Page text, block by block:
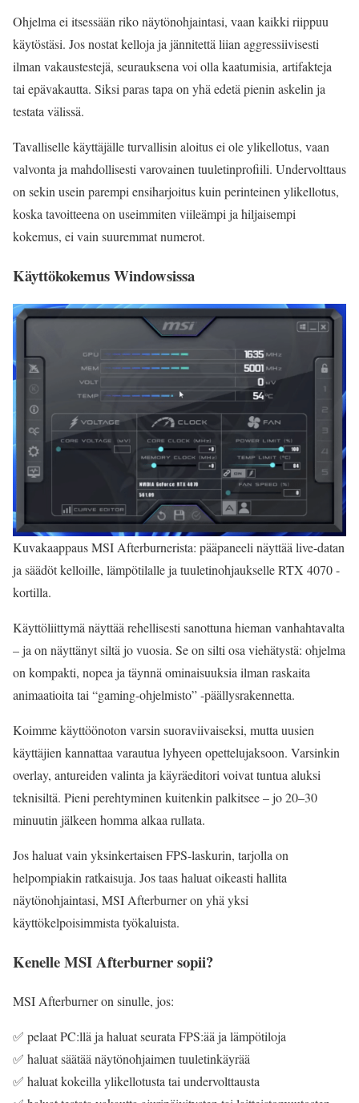
Ohjelma ei itsessään riko näytönohjaintasi, vaan kaikki riippuu
käytöstäsi. Jos nostat kelloja ja jännitettä liian aggressiivisesti
ilman vakaustestejä, seurauksena voi olla kaatumisia, artifakteja
tai epävakautta. Siksi paras tapa on yhä edetä pienin askelin ja
testata välissä.
Tavalliselle käyttäjälle turvallisin aloitus ei ole ylikellotus, vaan
valvonta ja mahdollisesti varovainen tuuletinprofiili. Undervolttaus
on sekin usein parempi ensiharjoitus kuin perinteinen ylikellotus,
koska tavoitteena on useimmiten viileämpi ja hiljaisempi
kokemus, ei vain suuremmat numerot.
Käyttökokemus Windowsissa
Kuvakaappaus MSI Afterburnerista: pääpaneeli näyttää live-datan
ja säädöt kelloille, lämpötilalle ja tuuletinohjaukselle RTX 4070 -
kortilla.
Käyttöliittymä näyttää rehellisesti sanottuna hieman vanhahtavalta
– ja on näyttänyt siltä jo vuosia. Se on silti osa viehätystä: ohjelma
on kompakti, nopea ja täynnä ominaisuuksia ilman raskaita
animaatioita tai “gaming-ohjelmisto” -päällysrakennetta.
Koimme käyttöönoton varsin suoraviivaiseksi, mutta uusien
käyttäjien kannattaa varautua lyhyeen opettelujaksoon. Varsinkin
overlay, antureiden valinta ja käyräeditori voivat tuntua aluksi
teknisiltä. Pieni perehtyminen kuitenkin palkitsee – jo 20–30
minuutin jälkeen homma alkaa rullata.
Jos haluat vain yksinkertaisen FPS-laskurin, tarjolla on
helpompiakin ratkaisuja. Jos taas haluat oikeasti hallita
näytönohjaintasi, MSI Afterburner on yhä yksi
käyttökelpoisimmista työkaluista.
Kenelle MSI Afterburner sopii?
MSI Afterburner on sinulle, jos:
✅ pelaat PC:llä ja haluat seurata FPS:ää ja lämpötiloja
✅ haluat säätää näytönohjaimen tuuletinkäyrää
✅ haluat kokeilla ylikellotusta tai undervolttausta